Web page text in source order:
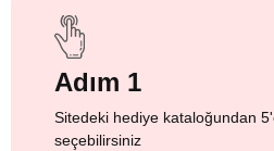
Adım 1
Sitedeki hediye kataloğundan
seçebilirsiniz